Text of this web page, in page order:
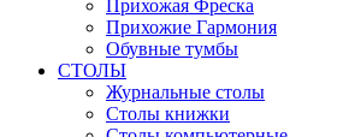
Прихожая Фреска
Прихожие Гармония
Обувные тумбы
СТОЛЫ
Журнальные столы
Столы книжки